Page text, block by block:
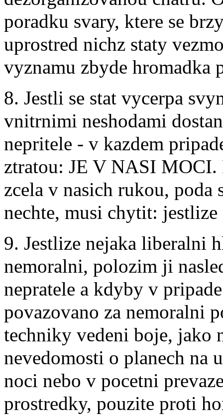
poradku svary, ktere se
uprostred nichz staty
vyznamu zbyde hromadka
8. Jestli se stat vycerpa
vnitrnimi neshodami
nepritele - v kazdem
ztratou: JE V NASI MOCI.
zcela v nasich rukou, poda
nechte, musi chytit:
9. Jestlize nejaka liberalni
nemoralni, polozim ji
nepratele a kdyby v
povazovano za nemoralni
techniky vedeni boje, jako
nevedomosti o planech na
noci nebo v pocetni
prostredky, pouzite proti